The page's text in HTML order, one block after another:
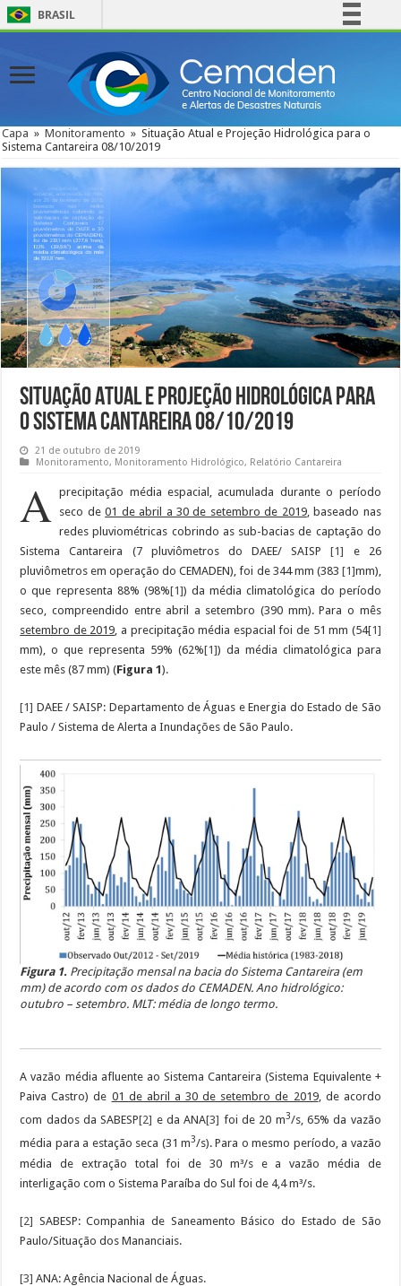
BRASIL
Comunica BR
Participe
Acesso à informação
Capa » Monitoramento » Situação Atual e Projeção Hidrológica para o
Sistema Cantareira 08/10/2019
Situação Atual e Projeção Hidrológica para
o Sistema Cantareira 08/10/2019
21 de outubro de 2019
Monitoramento, Monitoramento Hidrológico, Relatório Cantareira
A precipitação média espacial, acumulada durante o período
seco de01 de abril a 30 de setembro de 2019, baseado nas
redes pluviométricas cobrindo as sub-bacias de captação do
Sistema Cantareira (7 pluviômetros do DAEE/ SAISP[1] e 26
pluviômetros em operação do CEMADEN), foi de 344 mm (383 [1]mm),
o que representa 88% (98%[1]) da média climatológica do período
seco, compreendido entre abril a setembro (390 mm). Para o mês
setembro de 2019 , a precipitação média espacial foi de 51 mm (54[1]
mm), o que representa 59% (62%[1]) da média climatológica para
este mês (87 mm) (Figura 1).
[1] DAEE / SAISP: Departamento de Águas e Energia do Estado de São
Paulo / Sistema de Alerta a Inundações de São Paulo.
Figura 1. Precipitação mensal na bacia do Sistema Cantareira (em
mm) de acordo com os dados do CEMADEN. Ano hidrológico:
outubro – setembro. MLT: média de longo termo.
A vazão média afluente ao Sistema Cantareira (Sistema Equivalente +
Paiva Castro) de 01 de abril a 30 de setembro de 2019, de acordo
com dados da SABESP[2] e da ANA[3] foi de 20 m3/s, 65% da vazão
média para a estação seca (31 m3/s). Para o mesmo período, a vazão
média de extração total foi de 30 m³/s e a vazão média de
interligação com o Sistema Paraíba do Sul foi de 4,4 m³/s.
[2] SABESP: Companhia de Saneamento Básico do Estado de São
Paulo/Situação dos Mananciais.
[3] ANA: Agência Nacional de Águas.